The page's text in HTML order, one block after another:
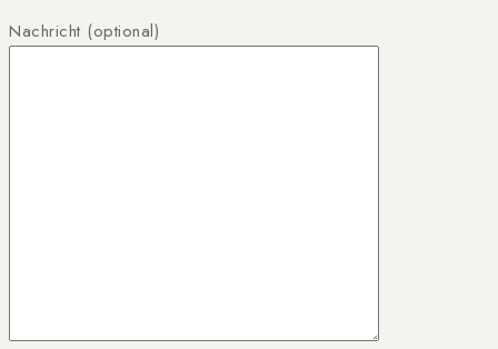
Nachricht (optional)